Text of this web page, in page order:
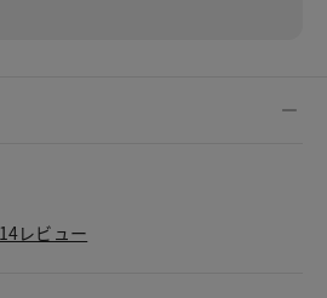
14レビュー